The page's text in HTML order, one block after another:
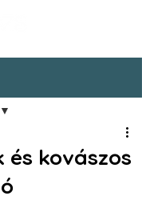
és kovászos